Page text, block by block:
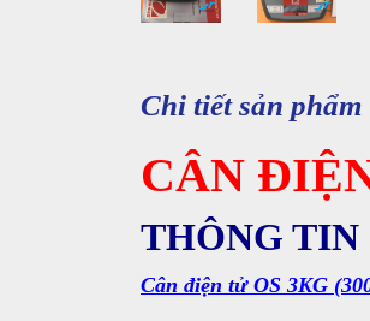
Chi tiết sản phẩm
CÂN
THÔNG
Cân điện tử OS 3KG